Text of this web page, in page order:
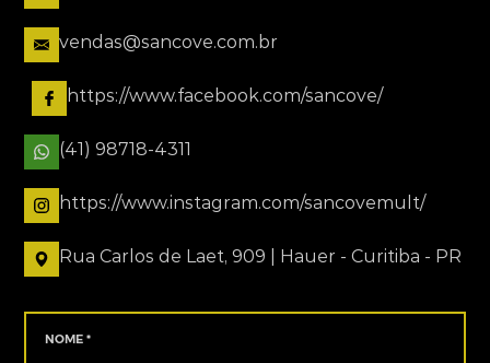
vendas@sancove.com.br
https://www.facebook.com/sancove/
(41) 98718-4311
https://www.instagram.com/sancovemult/
Rua Carlos de Laet, 909 | Hauer - Curitiba - PR